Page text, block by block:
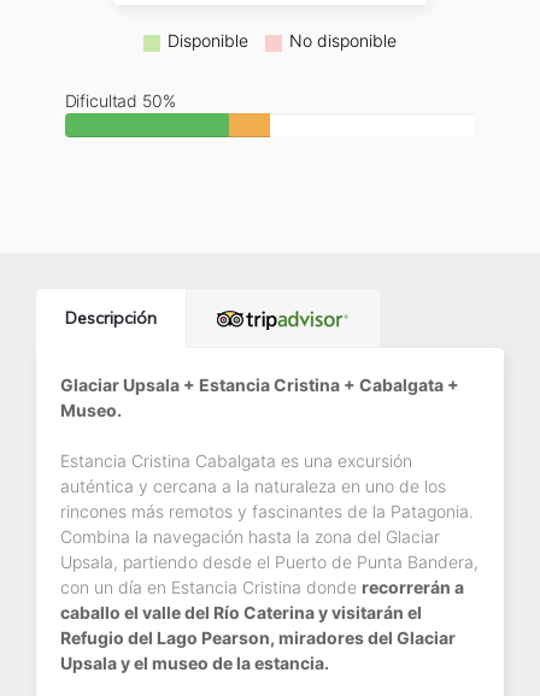
Disponible No disponible
Dificultad 50%
Descripción
Glaciar Upsala + Estancia Cristina + Cabalgata +
Museo.
Estancia Cristina Cabalgata es una excursión
auténtica y cercana a la naturaleza en uno de los
rincones más remotos y fascinantes de la Patagonia.
Combina la navegación hasta la zona del Glaciar
Upsala, partiendo desde el Puerto de Punta Bandera,
con un día en Estancia Cristina donde recorrerán a
caballo el valle del Río Caterina y visitarán el
Refugio del Lago Pearson, miradores del Glaciar
Upsala y el museo de la estancia.